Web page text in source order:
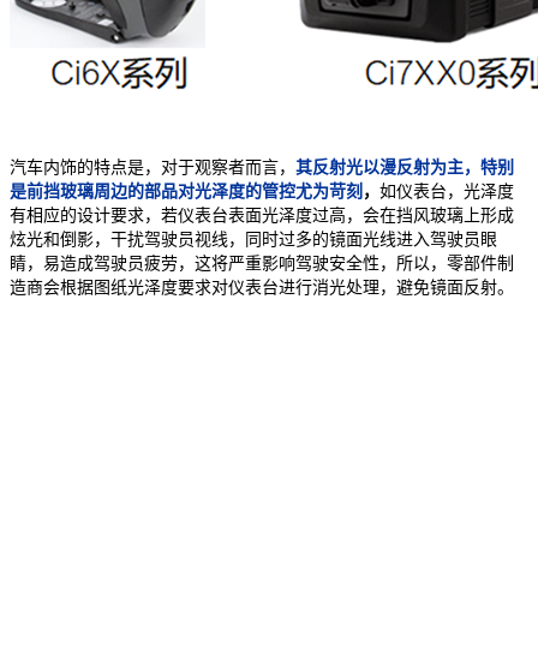
汽车内饰的特点是，对于观察者而言， 其反射光以漫反射为主，特别
是前挡玻璃周边的部品对光泽度的管控尤为苛刻 ， 如仪表台，光泽度
有相应的设计要求，若仪表台表面光泽度过高，会在挡风玻璃上形成
炫光和倒影，干扰驾驶员视线，同时过多的镜面光线进入驾驶员眼
睛，易造成驾驶员疲劳，这将严重影响驾驶安全性，所以，零部件制
造商会根据图纸光泽度要求对仪表台进行消光处理，避免镜面反射。